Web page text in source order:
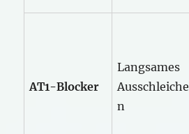
AT1-Blocker
Langsames
Ausschleiche
n